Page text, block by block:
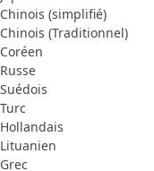
Chinois (simplifié)
Chinois (Traditionnel)
Coréen
Russe
Suédois
Turc
Hollandais
Lituanien
Grec